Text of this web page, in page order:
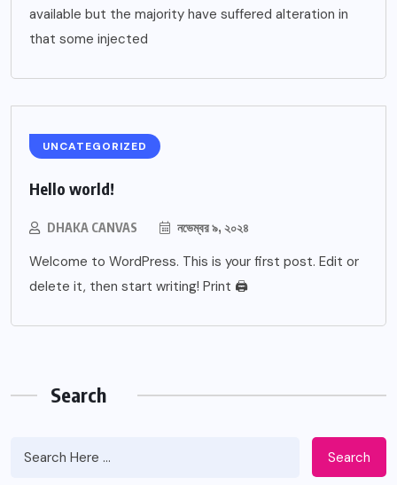
available but the majority have suffered alteration in
that some injected
UNCATEGORIZED
Hello world!
DHAKA CANVAS নভেম্বর ৯, ২০২৪
Welcome to WordPress. This is your first post. Edit or
delete it, then start writing! Print 🖨
Search
Search